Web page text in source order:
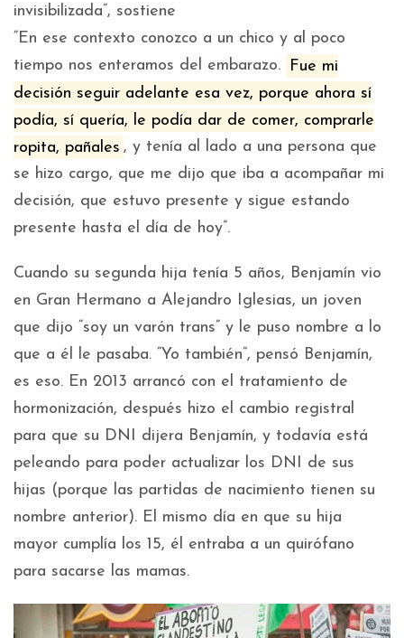
invisibilizada”, sostiene
“En ese contexto conozco a un chico y al poco
tiempo nos enteramos del embarazo.
Fue mi
decisión seguir adelante esa vez, porque ahora sí
podía, sí quería, le podía dar de comer, comprarle
ropita, pañales , y tenía al lado a una persona que
se hizo cargo, que me dijo que iba a acompañar mi
decisión, que estuvo presente y sigue estando
presente hasta el día de hoy”.
Cuando su segunda hija tenía 5 años, Benjamín vio
en Gran Hermano a Alejandro Iglesias, un joven
que dijo “soy un varón trans” y le puso nombre a lo
que a él le pasaba. “Yo también”, pensó Benjamín,
es eso. En 2013 arrancó con el tratamiento de
hormonización, después hizo el cambio registral
para que su DNI dijera Benjamín, y todavía está
peleando para poder actualizar los DNI de sus
hijas (porque las partidas de nacimiento tienen su
nombre anterior). El mismo día en que su hija
mayor cumplía los 15, él entraba a un quirófano
para sacarse las mamas.